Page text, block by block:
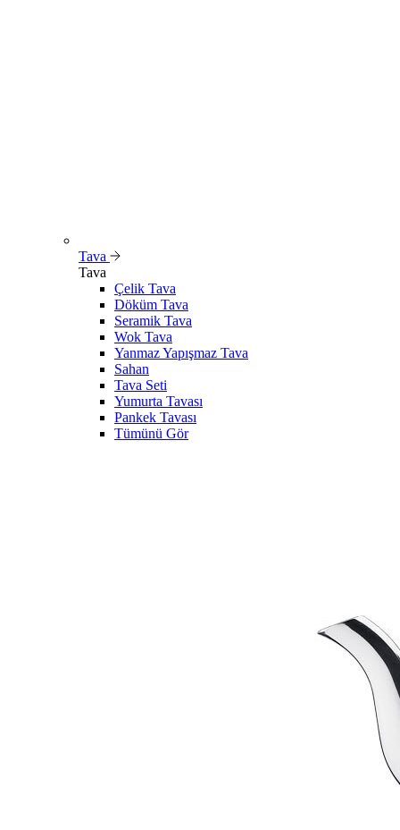
Tava
Tava
Çelik Tava
Döküm Tava
Seramik Tava
Wok Tava
Yanmaz Yapışmaz Tava
Sahan
Tava Seti
Yumurta Tavası
Pankek Tavası
Tümünü Gör